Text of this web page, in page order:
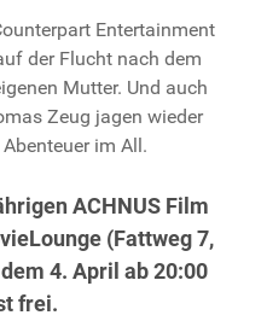
Entertainment
der Flucht nach dem
Mutter. Und auch
Zeug jagen wieder
im All.
ACHNUS Film
(Fattweg 7,
4. April ab 20:00
frei.